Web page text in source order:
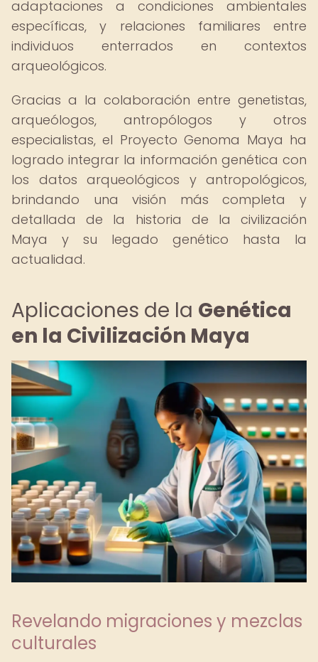
adaptaciones a condiciones ambientales
específicas, y relaciones familiares entre
individuos enterrados en contextos
arqueológicos.
Gracias a la colaboración entre genetistas,
arqueólogos, antropólogos y otros
especialistas, el Proyecto Genoma Maya ha
logrado integrar la información genética con
los datos arqueológicos y antropológicos,
brindando una visión más completa y
detallada de la historia de la civilización
Maya y su legado genético hasta la
actualidad.
Aplicaciones de la Genética
en la Civilización Maya
Revelando migraciones y mezclas
culturales